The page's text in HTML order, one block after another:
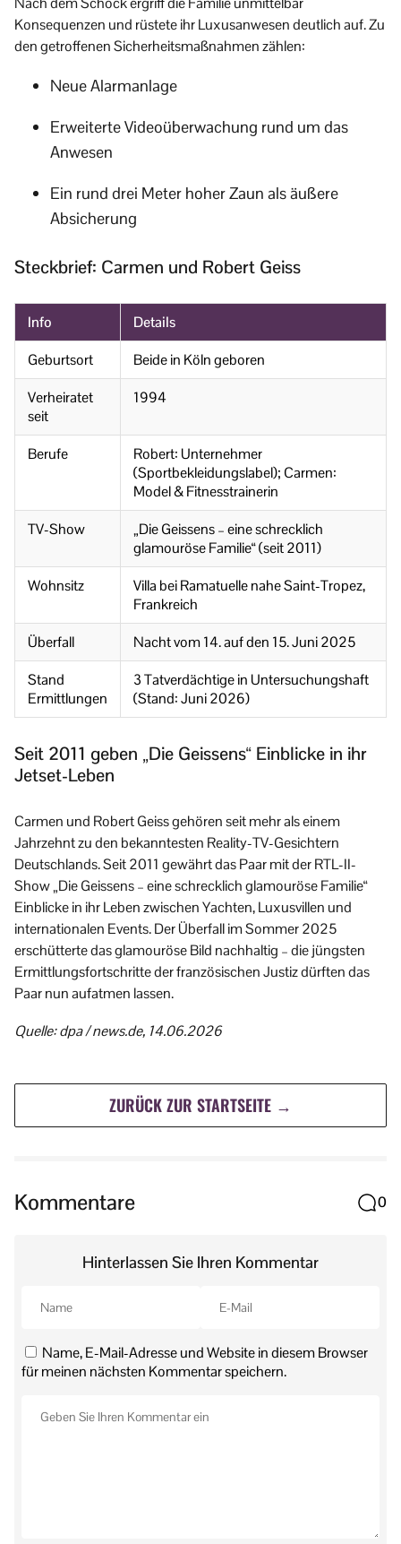
Konsequenzen und rüstete ihr Luxusanwesen deutlich auf. Zu
den getroffenen Sicherheitsmaßnahmen zählen:
Neue Alarmanlage
Erweiterte Videoüberwachung rund um das
Anwesen
Ein rund drei Meter hoher Zaun als äußere
Absicherung
Steckbrief: Carmen und Robert Geiss
Info
Details
Geburtsort
Beide in Köln geboren
Verheiratet
seit
1994
Berufe
Robert: Unternehmer
(Sportbekleidungslabel); Carmen:
Model & Fitnesstrainerin
TV-Show
„Die Geissens – eine schrecklich
glamouröse Familie“ (seit 2011)
Wohnsitz
Villa bei Ramatuelle nahe Saint-Tropez,
Frankreich
Überfall
Nacht vom 14. auf den 15. Juni 2025
Stand
Ermittlungen
3 Tatverdächtige in Untersuchungshaft
(Stand: Juni 2026)
Seit 2011 geben „Die Geissens“ Einblicke in ihr
Jetset-Leben
Carmen und Robert Geiss gehören seit mehr als einem
Jahrzehnt zu den bekanntesten Reality-TV-Gesichtern
Deutschlands. Seit 2011 gewährt das Paar mit der RTL-II-
Show „Die Geissens – eine schrecklich glamouröse Familie“
Einblicke in ihr Leben zwischen Yachten, Luxusvillen und
internationalen Events. Der Überfall im Sommer 2025
erschütterte das glamouröse Bild nachhaltig – die jüngsten
Ermittlungsfortschritte der französischen Justiz dürften das
Paar nun aufatmen lassen.
Quelle: dpa / news.de, 14.06.2026
ZURÜCK ZUR STARTSEITE →
Kommentare 0
Hinterlassen Sie Ihren Kommentar
Name, E-Mail-Adresse und Website in diesem Browser
für meinen nächsten Kommentar speichern.